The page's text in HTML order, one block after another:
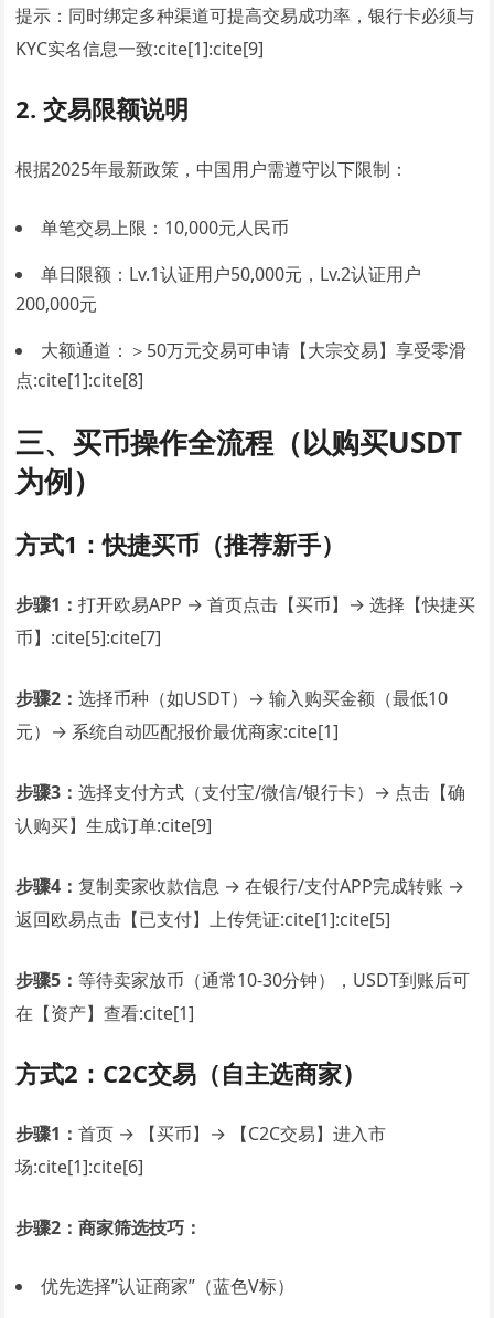
提示：同时绑定多种渠道可提高交易成功率，银行卡必须与
KYC实名信息一致:cite[1]:cite[9]
2. 交易限额说明
根据2025年最新政策，中国用户需遵守以下限制：
单笔交易上限：10,000元人民币
单日限额：Lv.1认证用户50,000元，Lv.2认证用户
200,000元
大额通道：＞50万元交易可申请【大宗交易】享受零滑
点:cite[1]:cite[8]
三、买币操作全流程（以购买USDT
为例）
方式1：快捷买币（推荐新手）
步骤1：打开欧易APP → 首页点击【买币】→ 选择【快捷买
币】:cite[5]:cite[7]
步骤2：选择币种（如USDT）→ 输入购买金额（最低10
元）→ 系统自动匹配报价最优商家:cite[1]
步骤3：选择支付方式（支付宝/微信/银行卡）→ 点击【确
认购买】生成订单:cite[9]
步骤4：复制卖家收款信息 → 在银行/支付APP完成转账 →
返回欧易点击【已支付】上传凭证:cite[1]:cite[5]
步骤5：等待卖家放币（通常10-30分钟），USDT到账后可
在【资产】查看:cite[1]
方式2：C2C交易（自主选商家）
步骤1：首页 → 【买币】→ 【C2C交易】进入市
场:cite[1]:cite[6]
步骤2：商家筛选技巧：
优先选择”认证商家”（蓝色V标）